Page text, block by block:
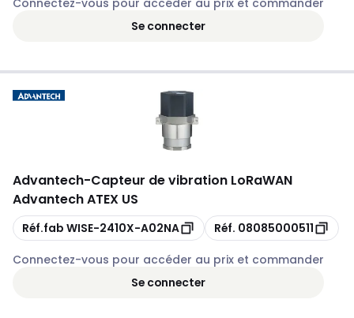
Connectez-vous pour accéder au prix et commander
Se connecter
Advantech-Capteur de vibration LoRaWAN
Advantech ATEX US
Copie
Réf.fab WISE-2410X-A02NA Copie
Réf. 08085000511
Connectez-vous pour accéder au prix et commander
Se connecter